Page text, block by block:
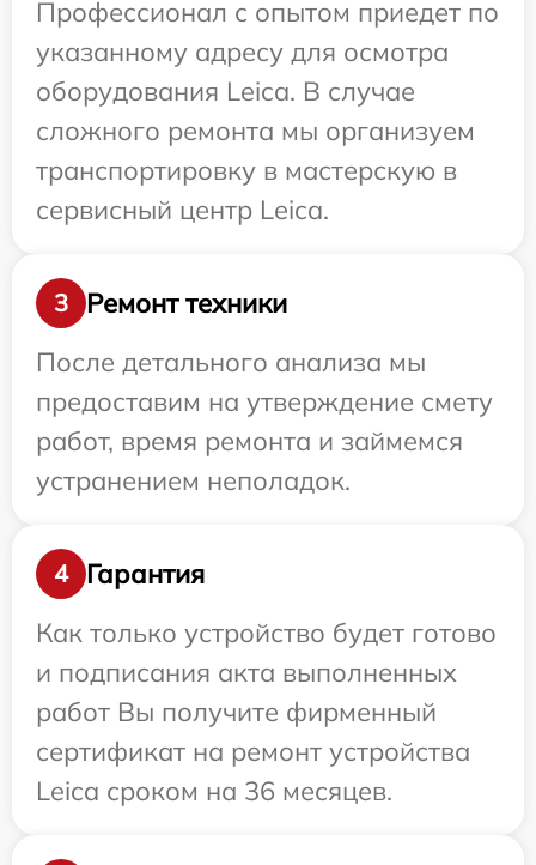
Профессионал с опытом приедет по
указанному адресу для осмотра
оборудования Leica. В случае
сложного ремонта мы организуем
транспортировку в мастерскую в
сервисный центр Leica.
3
Ремонт техники
После детального анализа мы
предоставим на утверждение смету
работ, время ремонта и займемся
устранением неполадок.
4
Гарантия
Как только устройство будет готово
и подписания акта выполненных
работ Вы получите фирменный
сертификат на ремонт устройства
Leica сроком на 36 месяцев.